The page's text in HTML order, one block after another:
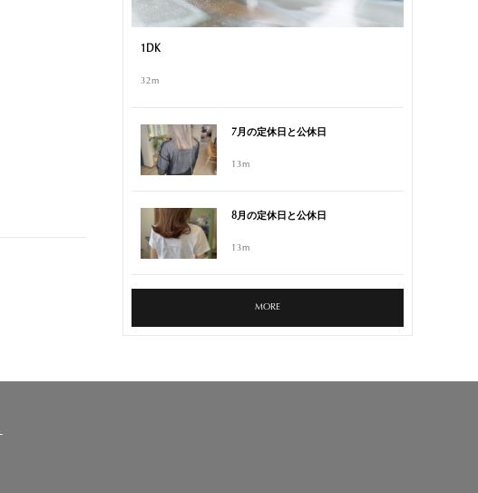
1DK
32m
7月の定休日と公休日
13m
8月の定休日と公休日
13m
MORE